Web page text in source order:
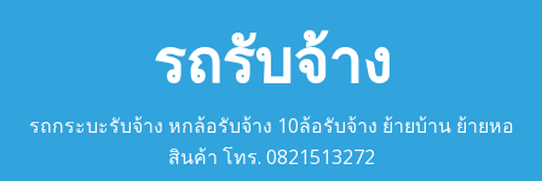
รถรับจ้าง
รถกระบะรับจ้าง หกล้อรับจ้าง 10ล้อรับจ้าง ย้ายบ้าน ย้ายหอ
สินค้า โทร. 0821513272